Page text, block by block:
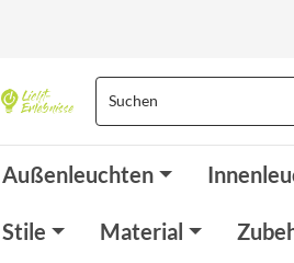
Außenleuchten
Stile Material